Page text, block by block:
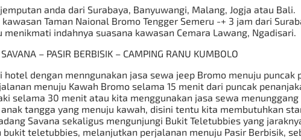
anda dari Surabaya , Banyuwangi, Malang, Jogja atau Bali.
Taman Naional Bromo Tengger Semeru -+ 3 jam dari
indahnya suasana kawasan Cemara Lawang, Ngadisari.
– PASIR BERBISIK – CAMPING RANU KUMBOLO
dengan menngunakan jasa sewa jeep Bromo menuju puncak
menuju Kawah Bromo selama 15 menit dari puncak
selama 30 menit atau kita menggunakan jasa sewa menunggang
tangga yang menuju kawah, disini tentu kita membutuhkan
Savana sekaligus mengunjungi Bukit Teletubbies yang
bukit teletubbies, melanjutkan perjalanan menuju Pasir Berbisik,